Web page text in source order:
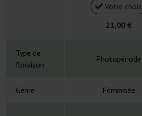
Votre choix
21,00 €
Type de
floraison
Photopériode
Genre Féminisée